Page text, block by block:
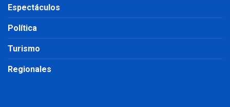
Espectáculos
Política
Turismo
Regionales